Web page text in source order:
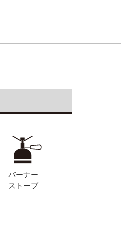
バーナー
ストーブ